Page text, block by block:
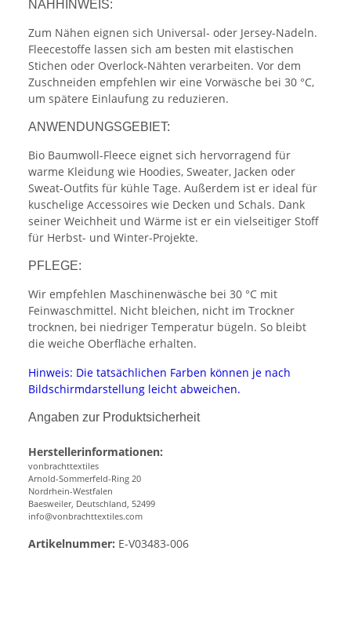
NÄHHINWEIS:
Zum Nähen eignen sich Universal- oder Jersey-Nadeln.
Fleecestoffe lassen sich am besten mit elastischen
Stichen oder Overlock-Nähten verarbeiten. Vor dem
Zuschneiden empfehlen wir eine Vorwäsche bei 30 °C,
um spätere Einlaufung zu reduzieren.
ANWENDUNGSGEBIET:
Bio Baumwoll-Fleece eignet sich hervorragend für
warme Kleidung wie Hoodies, Sweater, Jacken oder
Sweat-Outfits für kühle Tage. Außerdem ist er ideal für
kuschelige Accessoires wie Decken und Schals. Dank
seiner Weichheit und Wärme ist er ein vielseitiger Stoff
für Herbst- und Winter-Projekte.
PFLEGE:
Wir empfehlen Maschinenwäsche bei 30 °C mit
Feinwaschmittel. Nicht bleichen, nicht im Trockner
trocknen, bei niedriger Temperatur bügeln. So bleibt
die weiche Oberfläche erhalten.
Hinweis: Die tatsächlichen Farben können je nach
Bildschirmdarstellung leicht abweichen.
Angaben zur Produktsicherheit
Herstellerinformationen:
vonbrachttextiles
Arnold-Sommerfeld-Ring 20
Nordrhein-Westfalen
Baesweiler, Deutschland, 52499
info@vonbrachttextiles.com
Artikelnummer: E-V03483-006